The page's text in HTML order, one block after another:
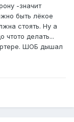
-значит
быть лёкое
стоять. Ну а
чтото делать...
ШОБ дышал